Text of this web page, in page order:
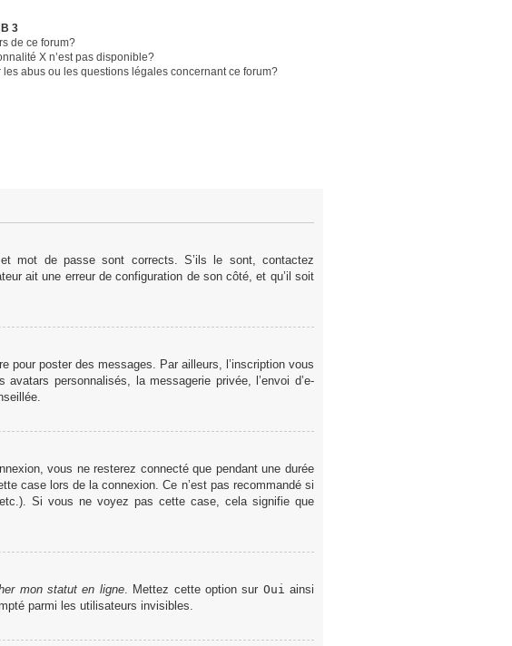
3
de ce forum?
X n’est pas disponible?
les abus ou les questions légales concernant ce forum?
mot de passe sont corrects. S’ils le sont, contactez
ait une erreur de configuration de son côté, et qu’il soit
pour poster des messages. Par ailleurs, l’inscription vous
personnalisés, la messagerie privée, l’envoi d’e-
vous ne resterez connecté que pendant une durée
case lors de la connexion. Ce n’est pas recommandé si
Si vous ne voyez pas cette case, cela signifie que
mon statut en ligne. Mettez cette option sur Oui ainsi
parmi les utilisateurs invisibles.